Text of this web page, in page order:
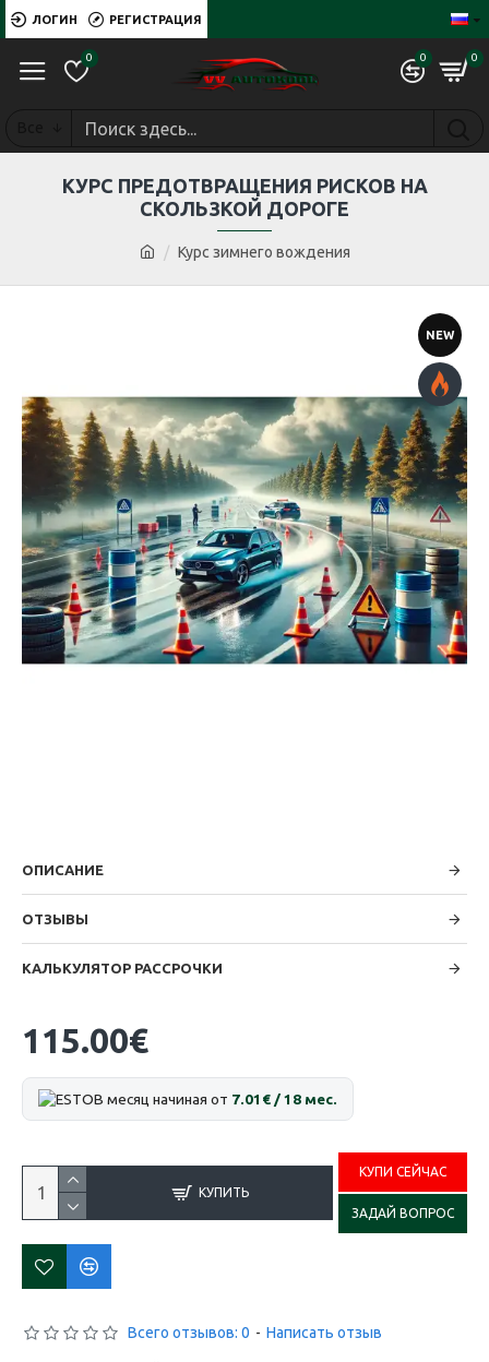
ЛОГИН РЕГИСТРАЦИЯ
0 0 0
Курс зимнего вождения
КУРС ПРЕДОТВРАЩЕНИЯ РИСКОВ НА
СКОЛЬЗКОЙ ДОРОГЕ
NEW
ОПИСАНИЕ
ОТЗЫВЫ
КАЛЬКУЛЯТОР РАССРОЧКИ
Всего отзывов: 0 - Написать отзыв
115.00€
В месяц начиная от 7.01€ / 18 мес.
КУПИТЬ
КУПИ СЕЙЧАС
ЗАДАЙ ВОПРОС